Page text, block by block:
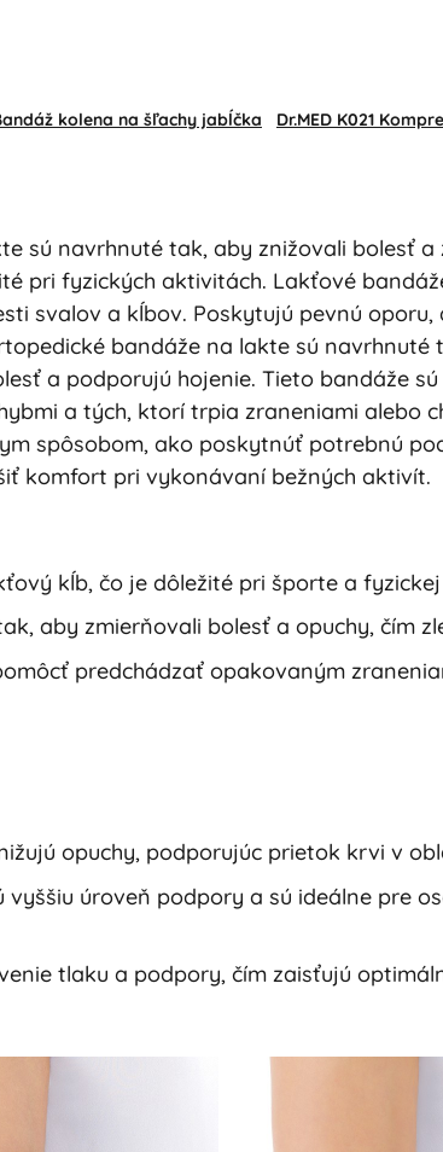
kolena na šľachy jabĺčka Dr.MED K021
sú navrhnuté tak, aby znižovali bolesť
pri fyzických aktivitách. Lakťové
svalov a kĺbov. Poskytujú pevnú
bandáže na lakte sú
a podporujú hojenie. Tieto bandáže
a tých, ktorí trpia zraneniami alebo
spôsobom, ako poskytnúť potrebnú
komfort pri vykonávaní bežných aktivít.
kĺb, čo je dôležité pri športe a
aby zmierňovali bolesť a opuchy, čím
predchádzať opakovaným
opuchy, podporujúc prietok krvi v
úroveň podpory a sú ideálne pre
tlaku a podpory, čím zaisťujú